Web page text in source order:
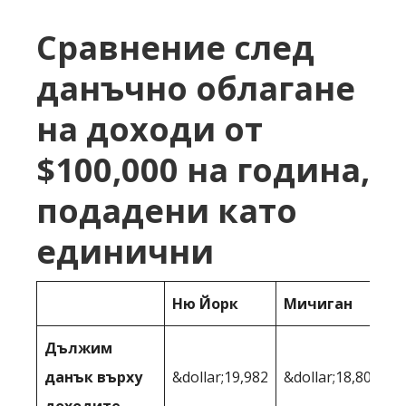
Сравнение след
данъчно облагане
на доходи от
$100,000 на година,
подадени като
единични
Ню Йорк Мичиган
Дължим
данък върху
&dollar;19,982 &dollar;18,805